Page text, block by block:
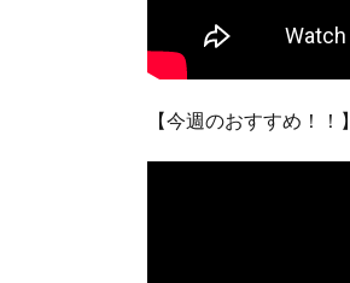
【今週のおすすめ！！】